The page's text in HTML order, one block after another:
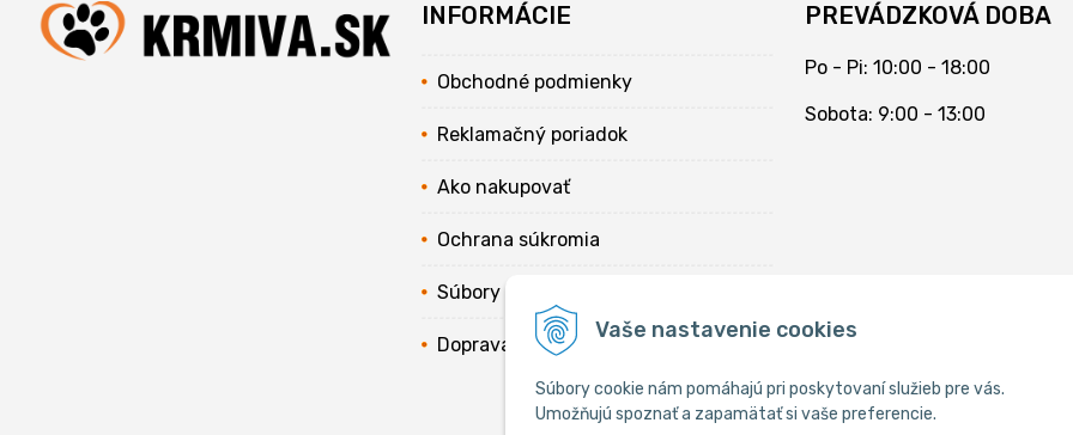
Vaše nastavenie cookies
Súbory cookie nám pomáhajú pri poskytovaní služieb pre vás.
Umožňujú spoznať a zapamätať si vaše preferencie.
INFORMÁCIE
Obchodné podmienky
Reklamačný poriadok
Ako nakupovať
Ochrana súkromia
Súbory cookies
Doprava
PREVÁDZKOVÁ DOBA
Po - Pi: 10:00 - 18:00
Sobota: 9:00 - 13:00